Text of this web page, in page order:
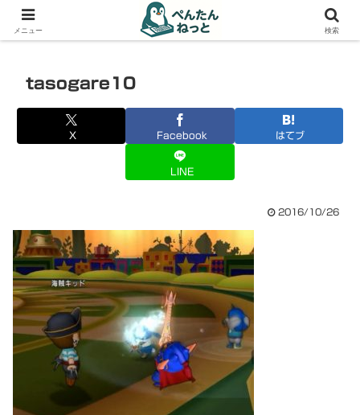
PCやガジェットの備忘録
tasogare10
X Facebook はてブ
LINE
2016/10/26
メニュー 検索